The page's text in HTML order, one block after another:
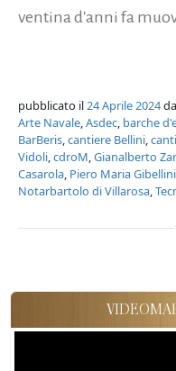
ventina d'anni fa
pubblicato il24 Aprile 2024da
Arte Navale,Asdec, barche
BarBeris,cantiere Bellini,
Vidoli,cdroM,Gianalberto
Casarola, Piero Maria Gibellini
Notarbartolo di Villarosa,